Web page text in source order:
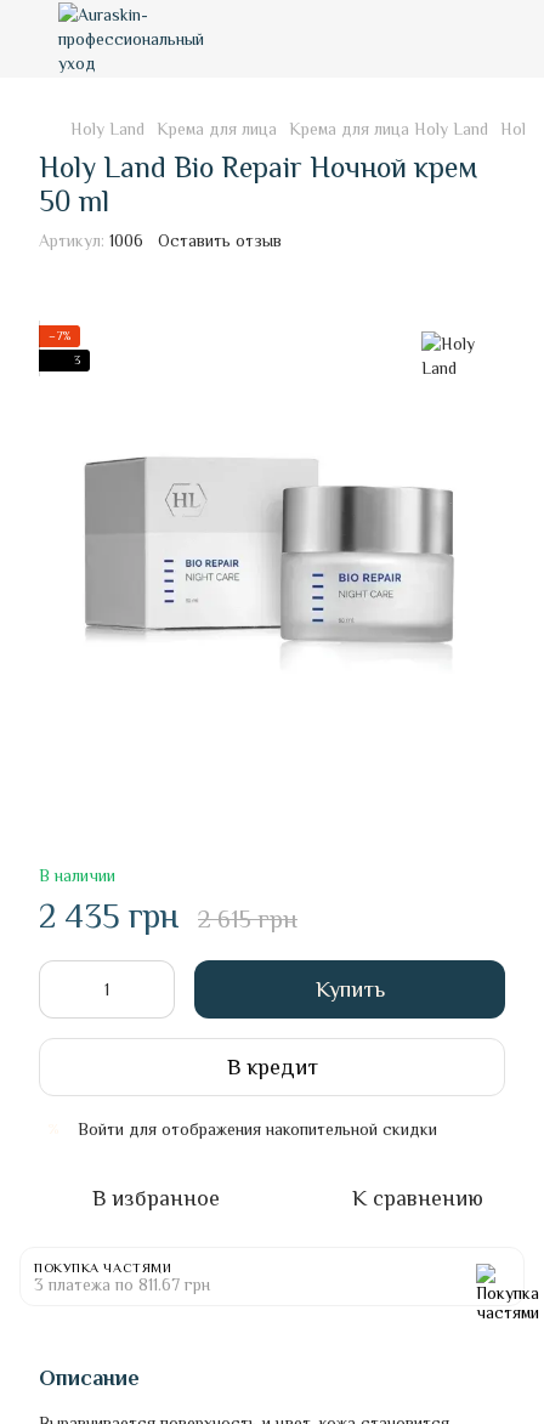
Holy Land Крема для лица Крема для лица Holy Land Holy
Holy Land Bio Repair Ночной крем
50 ml
Артикул: 1006 Оставить отзыв
−7%
3
В наличии
2 435 грн 2 615 грн
Купить
В кредит
Войти для отображения накопительной скидки
В избранное К сравнению
ПОКУПКА ЧАСТЯМИ
3 платежа по 811.67 грн
Описание